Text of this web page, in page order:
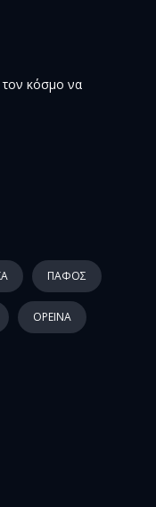
κόσμο να
ΠΑΦΟΣ
ΟΡΕΙΝΑ